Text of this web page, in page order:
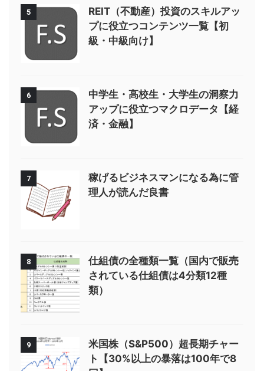
5
REIT（不動産）投資のスキルアッ
プに役立つコンテンツ一覧【初
級・中級向け】
6
中学生・高校生・大学生の洞察力
アップに役立つマクロデータ【経
済・金融】
7
稼げるビジネスマンになる為に管
理人が読んだ良書
8
仕組債の全種類一覧（国内で販売
されている仕組債は4分類12種
類）
9
米国株（S&P500）超長期チャー
ト【30%以上の暴落は100年で8